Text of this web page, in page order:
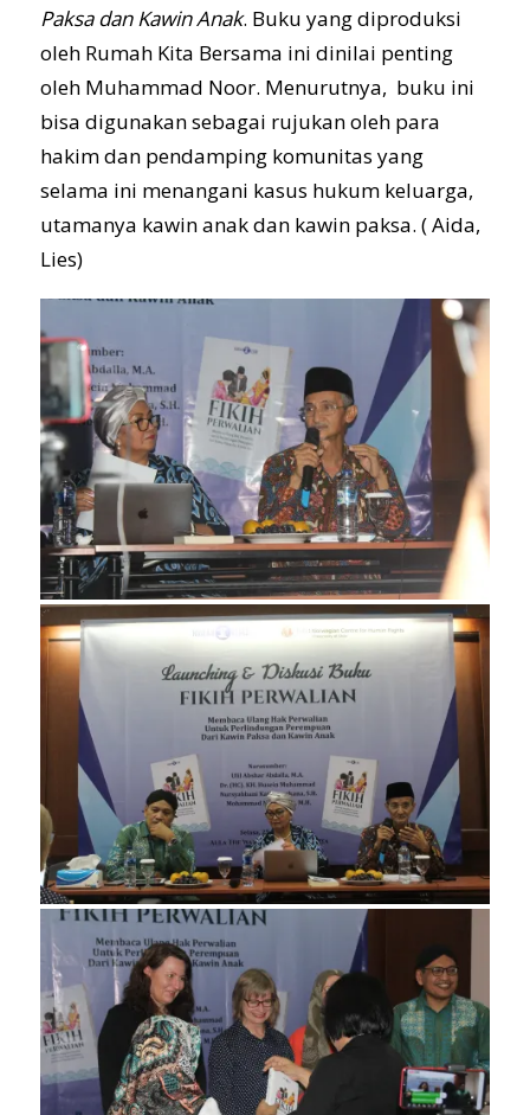
Paksa dan Kawin Anak. Buku yang diproduksi
oleh Rumah Kita Bersama ini dinilai penting
oleh Muhammad Noor. Menurutnya, buku ini
bisa digunakan sebagai rujukan oleh para
hakim dan pendamping komunitas yang
selama ini menangani kasus hukum keluarga,
utamanya kawin anak dan kawin paksa. ( Aida,
Lies)